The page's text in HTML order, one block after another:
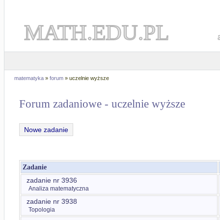
MATH.EDU.PL
matematyka » forum » uczelnie wyższe
Forum zadaniowe - uczelnie wyższe
Nowe zadanie
Zadanie
zadanie nr 3936
Analiza matematyczna
zadanie nr 3938
Topologia